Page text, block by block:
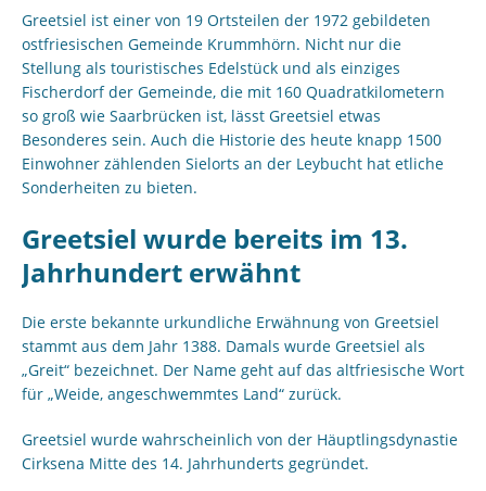
Greetsiel ist einer von 19 Ortsteilen der 1972 gebildeten
ostfriesischen Gemeinde Krummhörn. Nicht nur die
Stellung als touristisches Edelstück und als einziges
Fischerdorf der Gemeinde, die mit 160 Quadratkilometern
so groß wie Saarbrücken ist, lässt Greetsiel etwas
Besonderes sein. Auch die Historie des heute knapp 1500
Einwohner zählenden Sielorts an der Leybucht hat etliche
Sonderheiten zu bieten.
Greetsiel wurde bereits im 13.
Jahrhundert erwähnt
Die erste bekannte urkundliche Erwähnung von Greetsiel
stammt aus dem Jahr 1388. Damals wurde Greetsiel als
„Greit“ bezeichnet. Der Name geht auf das altfriesische Wort
für „Weide, angeschwemmtes Land“ zurück.
Greetsiel wurde wahrscheinlich von der Häuptlingsdynastie
Cirksena Mitte des 14. Jahrhunderts gegründet.